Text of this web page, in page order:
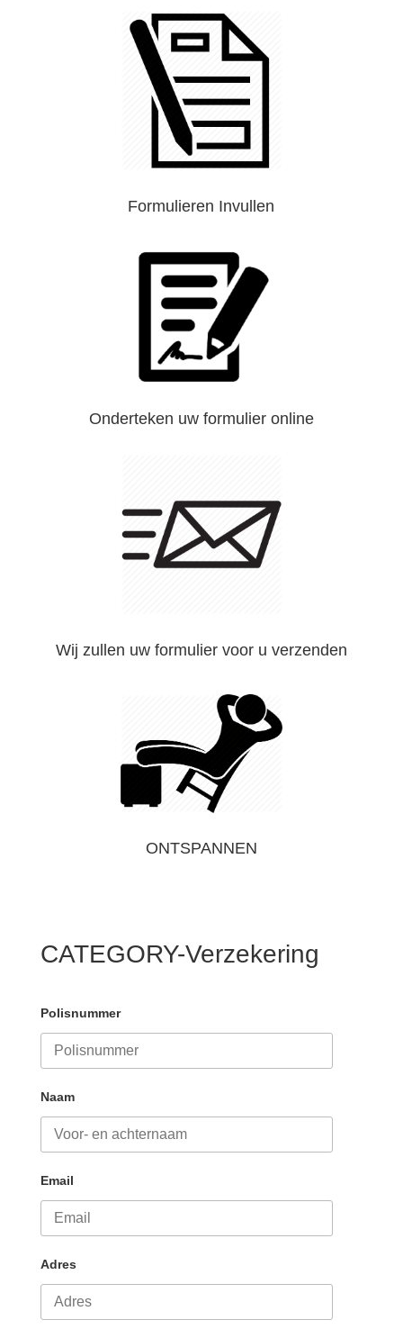
Formulieren Invullen
Onderteken uw formulier online
Wij zullen uw formulier voor u verzenden
ONTSPANNEN
CATEGORY-Verzekering
Polisnummer
Naam
Email
Adres